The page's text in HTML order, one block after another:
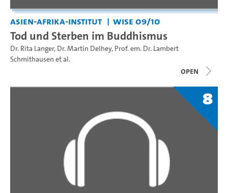
Asien-Afrika-Institut WiSe 09/10
Tod und Sterben im Buddhismus
Dr. Rita Langer, Dr. Martin Delhey, Prof. em. Dr. Lambert
Schmithausen et al.
open
8